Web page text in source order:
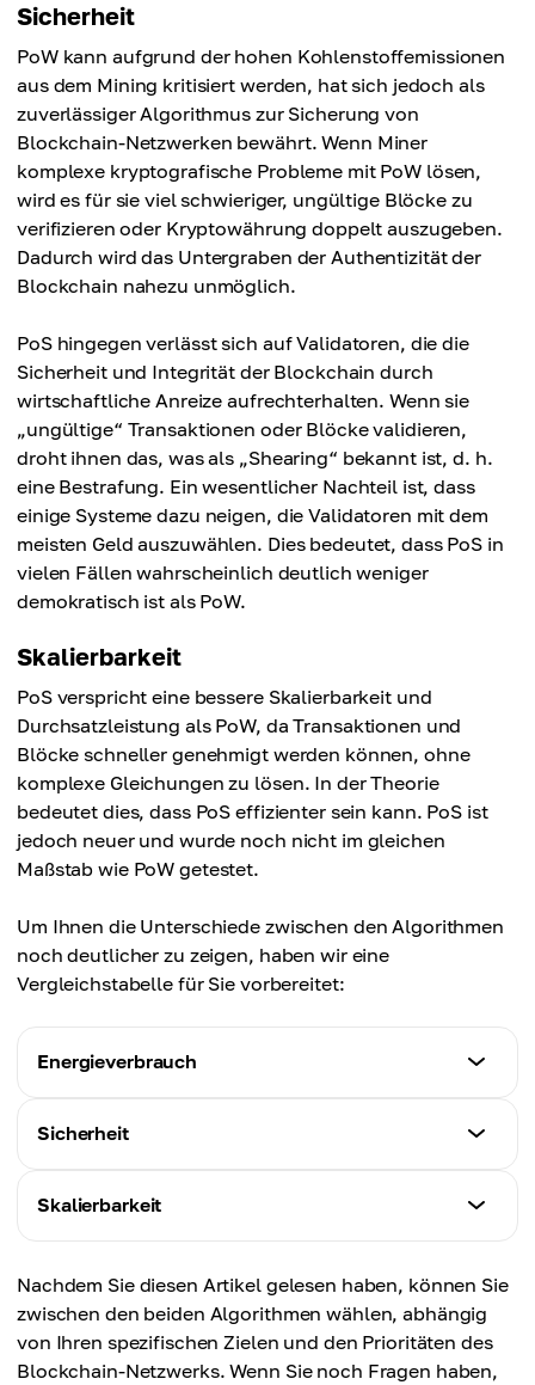
Sicherheit
PoW kann aufgrund der hohen Kohlenstoffemissionen
aus dem Mining kritisiert werden, hat sich jedoch als
zuverlässiger Algorithmus zur Sicherung von
Blockchain-Netzwerken bewährt. Wenn Miner
komplexe kryptografische Probleme mit PoW lösen,
wird es für sie viel schwieriger, ungültige Blöcke zu
verifizieren oder Kryptowährung doppelt auszugeben.
Dadurch wird das Untergraben der Authentizität der
Blockchain nahezu unmöglich.
PoS hingegen verlässt sich auf Validatoren, die die
Sicherheit und Integrität der Blockchain durch
wirtschaftliche Anreize aufrechterhalten. Wenn sie
„ungültige“ Transaktionen oder Blöcke validieren,
droht ihnen das, was als „Shearing“ bekannt ist, d. h.
eine Bestrafung. Ein wesentlicher Nachteil ist, dass
einige Systeme dazu neigen, die Validatoren mit dem
meisten Geld auszuwählen. Dies bedeutet, dass PoS in
vielen Fällen wahrscheinlich deutlich weniger
demokratisch ist als PoW.
Skalierbarkeit
PoS verspricht eine bessere Skalierbarkeit und
Durchsatzleistung als PoW, da Transaktionen und
Blöcke schneller genehmigt werden können, ohne
komplexe Gleichungen zu lösen. In der Theorie
bedeutet dies, dass PoS effizienter sein kann. PoS ist
jedoch neuer und wurde noch nicht im gleichen
Maßstab wie PoW getestet.
Um Ihnen die Unterschiede zwischen den Algorithmen
noch deutlicher zu zeigen, haben wir eine
Vergleichstabelle für Sie vorbereitet:
Energieverbrauch
Proof-of-Work
Sicherheit
Proof-of-Work
Proof-of-Stake
Hoch, aber abhängig von der Verteilung des
Stakings. Etwas höheres Risiko der Zentralisierung.
Skalierbarkeit
Begrenzt. Niedriger Durchsatz und langsamere
Transaktionsgeschwindigkeiten.
Nachdem Sie diesen Artikel gelesen haben, können Sie
zwischen den beiden Algorithmen wählen, abhängig
von Ihren spezifischen Zielen und den Prioritäten des
Blockchain-Netzwerks. Wenn Sie noch Fragen haben,